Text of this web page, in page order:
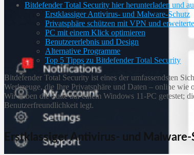
Bitdefender Total Security hier herunterladen und
Erstklassiger Antivirus- und Malware-Schutz
Privatsphäre schützen mit VPN und
PC mit einem Klick optimieren
Benutzererlebnis und Design
Alternative Programme
Top 5 Tipps zu Bitdefender Total Security
Bitdefender Total Security ist eines der umfassendsten
Werkzeuge, die Ihre Privatsphäre und Daten – online wie
Wir haben die Suite auf einem Windows 11-PC getestet;
Benutzerfreundlichkeit legt.
Erstklassiger Antivirus- und Malware-